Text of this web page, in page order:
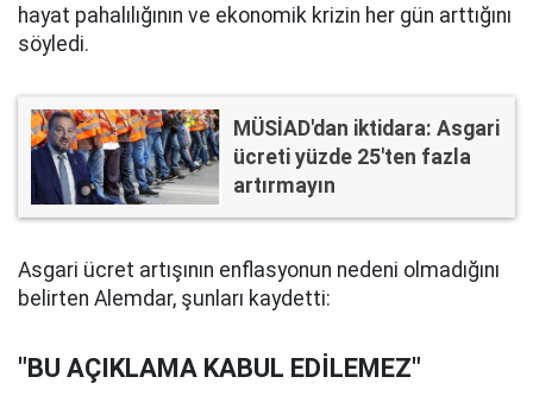
hayat pahalılığının ve ekonomik krizin her gün arttığını
söyledi.
MÜSİAD'dan iktidara: Asgari
ücreti yüzde 25'ten fazla
artırmayın
Asgari ücret artışının enflasyonun nedeni olmadığını
belirten Alemdar, şunları kaydetti:
"BU AÇIKLAMA KABUL EDİLEMEZ"